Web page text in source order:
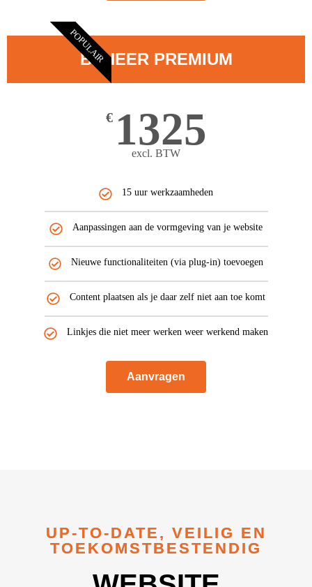
POPULAIR
BEHEER PREMIUM
€ 1325
excl. BTW
15 uur werkzaamheden
Aanpassingen aan de vormgeving van je website
Nieuwe functionaliteiten (via plug-in) toevoegen
Content plaatsen als je daar zelf niet aan toe komt
Linkjes die niet meer werken weer werkend maken
Aanvragen
UP-TO-DATE, VEILIG EN
TOEKOMSTBESTENDIG